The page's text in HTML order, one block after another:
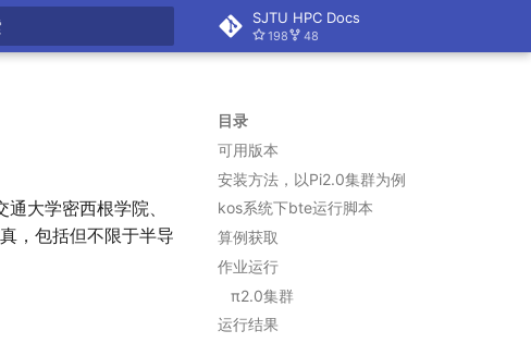
SJTU HPC Docs
198 48
目录
可用版本
安装方法，以Pi2.0集群为例
kos系统下bte运行脚本
算例获取
作业运行
π2.0集群
运行结果
大学密西根学院、
，包括但不限于半导